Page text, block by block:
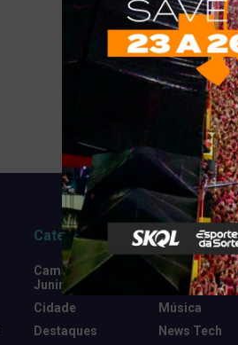
Categorias
Camarote Vip
Junino
Cidade
Destaques
Marketing E
Negócios
Música
News Tech